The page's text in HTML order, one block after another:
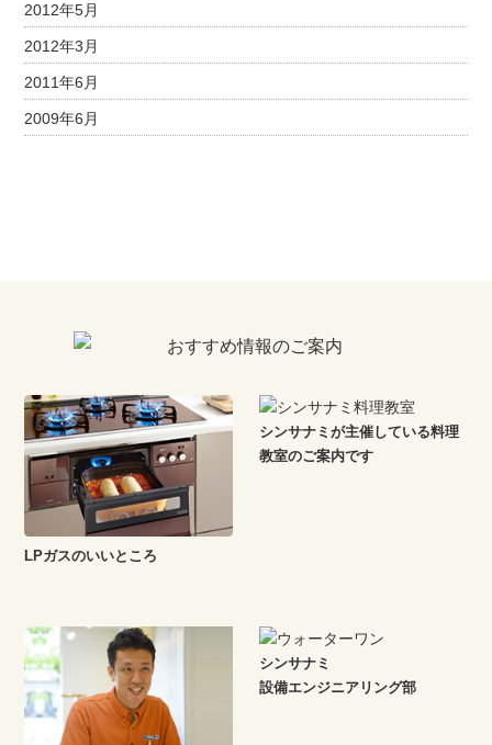
2012年5月
2012年3月
2011年6月
2009年6月
LPガスのいいところ
シンサナミが主催している料理
教室のご案内です
シンサナミ
設備エンジニアリング部